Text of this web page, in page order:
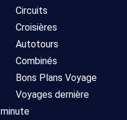
Circuits
Croisières
Autotours
Combinés
Bons Plans Voyage
Voyages dernière
minute